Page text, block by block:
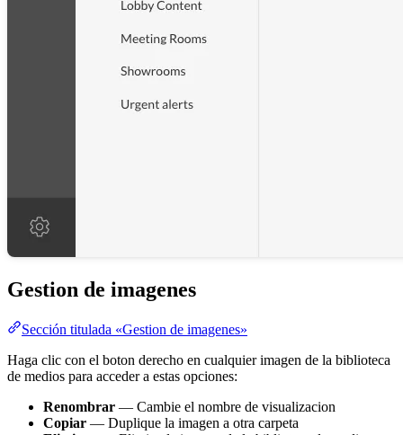
Gestion de imagenes
Sección titulada «Gestion de imagenes»
Haga clic con el boton derecho en cualquier imagen de la biblioteca
de medios para acceder a estas opciones:
Renombrar — Cambie el nombre de visualizacion
Copiar — Duplique la imagen a otra carpeta